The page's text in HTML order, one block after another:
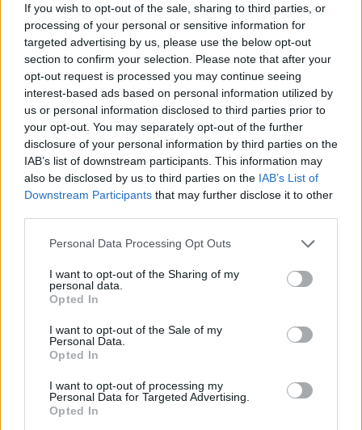
If you wish to opt-out of the sale, sharing to third parties, or
processing of your personal or sensitive information for
targeted advertising by us, please use the below opt-out
section to confirm your selection. Please note that after your
opt-out request is processed you may continue seeing
interest-based ads based on personal information utilized by
us or personal information disclosed to third parties prior to
your opt-out. You may separately opt-out of the further
disclosure of your personal information by third parties on the
IAB’s list of downstream participants. This information may
also be disclosed by us to third parties on the IAB’s List of
Downstream Participants that may further disclose it to other
Personal Data Processing Opt Outs
I want to opt-out of the Sharing of my
personal data.
Opted In
I want to opt-out of the Sale of my
Personal Data.
Opted In
I want to opt-out of processing my
Personal Data for Targeted Advertising.
Opted In
por aqui já passou e é também um fã das motos, há
até a possibilidade de andarem juntos e fazerem
viagens e passeios em família, o que dá ainda uma
maior grandeza e alegria ao uso da moto.
Ainda um destaque para ser atualmente embaixador
da marca BMW e de ter inclusivamente feito um
vídeo muito interessante sobre o que é um luxo e
começa da melhor forma:luxo é ter um teto para a
família, mas nada como ver o vídeo (só faltam
mesmo as imprescindíveis luvas):